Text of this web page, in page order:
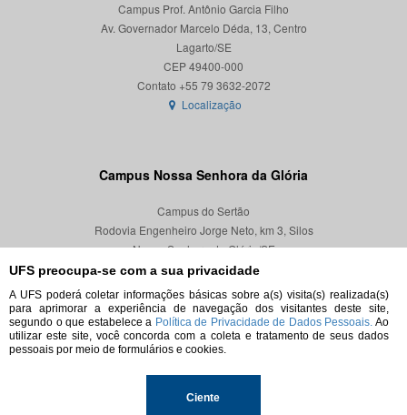
UFS preocupa-se com a sua privacidade
A UFS poderá coletar informações básicas sobre a(s) visita(s) realizada(s)
para aprimorar a experiência de navegação dos visitantes deste site,
segundo o que estabelece a Política de Privacidade de Dados Pessoais. Ao
utilizar este site, você concorda com a coleta e tratamento de seus dados
pessoais por meio de formulários e cookies.
Ciente
Campus Prof. Antônio Garcia Filho
Av. Governador Marcelo Déda, 13, Centro
Lagarto/SE
CEP 49400-000
Localização
Campus Nossa Senhora da Glória
Campus do Sertão
Rodovia Engenheiro Jorge Neto, km 3, Silos
Nossa Senhora da Glória/SE
CEP 49680-000
Localização
© 2026. Todos os direitos reservados.